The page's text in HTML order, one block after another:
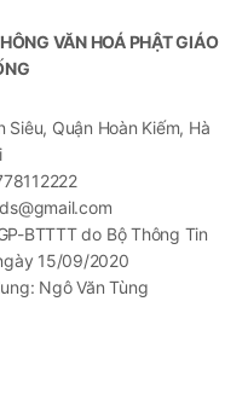
VĂN HOÁ PHẬT GIÁO
Quận Hoàn Kiếm, Hà
BTTTT do Bộ Thông Tin
15/09/2020
Ngô Văn Tùng